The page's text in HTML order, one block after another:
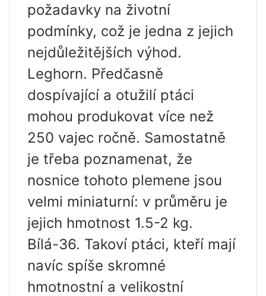
požadavky na životní
podmínky, což je jedna z jejich
nejdůležitějších výhod.
Leghorn. Předčasně
dospívající a otužilí ptáci
mohou produkovat více než
250 vajec ročně. Samostatně
je třeba poznamenat, že
nosnice tohoto plemene jsou
velmi miniaturní: v průměru je
jejich hmotnost 1.5-2 kg.
Bílá-36. Takoví ptáci, kteří mají
navíc spíše skromné ​​
hmotnostní a velikostní